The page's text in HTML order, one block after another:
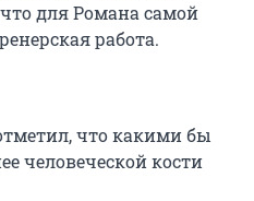
для Романа самой
работа.
что какими бы
человеческой кости